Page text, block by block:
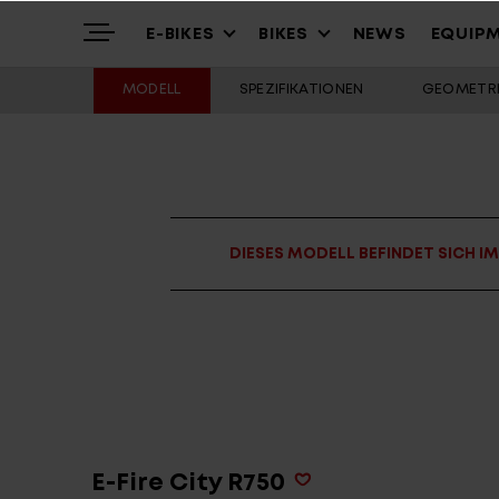
Über uns
E-BIKES
Trekking
BIKES
Cross – Urban
NEWS
MODELL SPEZIFIKATIONEN
DIESES MODELL BEFINDET SICH
E-Fire City R750